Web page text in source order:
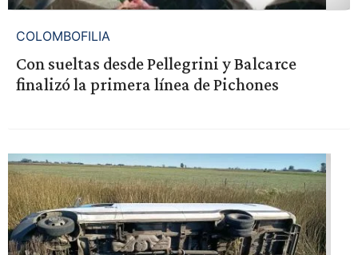
COLOMBOFILIA
Con sueltas desde Pellegrini y Balcarce
finalizó la primera línea de Pichones